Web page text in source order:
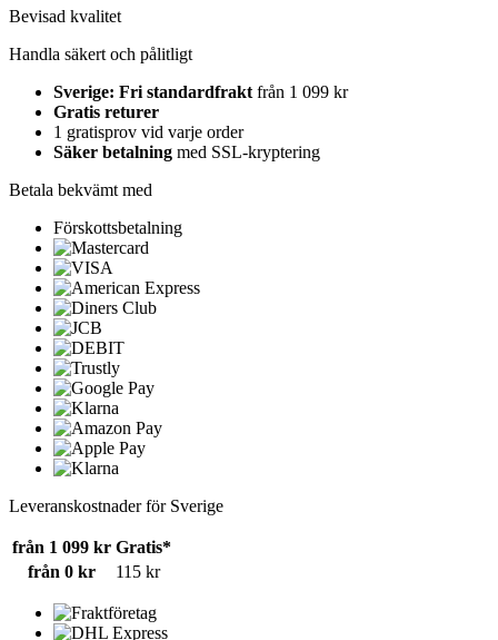
Bevisad kvalitet
Handla säkert och pålitligt
Sverige: Fri standardfrakt från 1 099 kr
Gratis returer
1 gratisprov vid varje order
Säker betalning med SSL-kryptering
Betala bekvämt med
Förskottsbetalning
Leveranskostnader för Sverige
från 1 099 kr Gratis*
från 0 kr
115 kr